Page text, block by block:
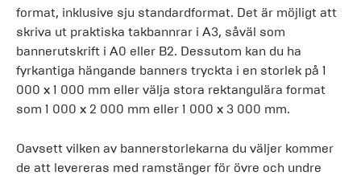
format, inklusive sju standardformat. Det är möjligt att
skriva ut praktiska takbannrar i A3, såväl som
bannerutskrift i A0 eller B2. Dessutom kan du ha
fyrkantiga hängande banners tryckta i en storlek på 1
000 x 1 000 mm eller välja stora rektangulära format
som 1 000 x 2 000 mm eller 1 000 x 3 000 mm.
Oavsett vilken av bannerstorlekarna du väljer kommer
de att levereras med ramstänger för övre och undre